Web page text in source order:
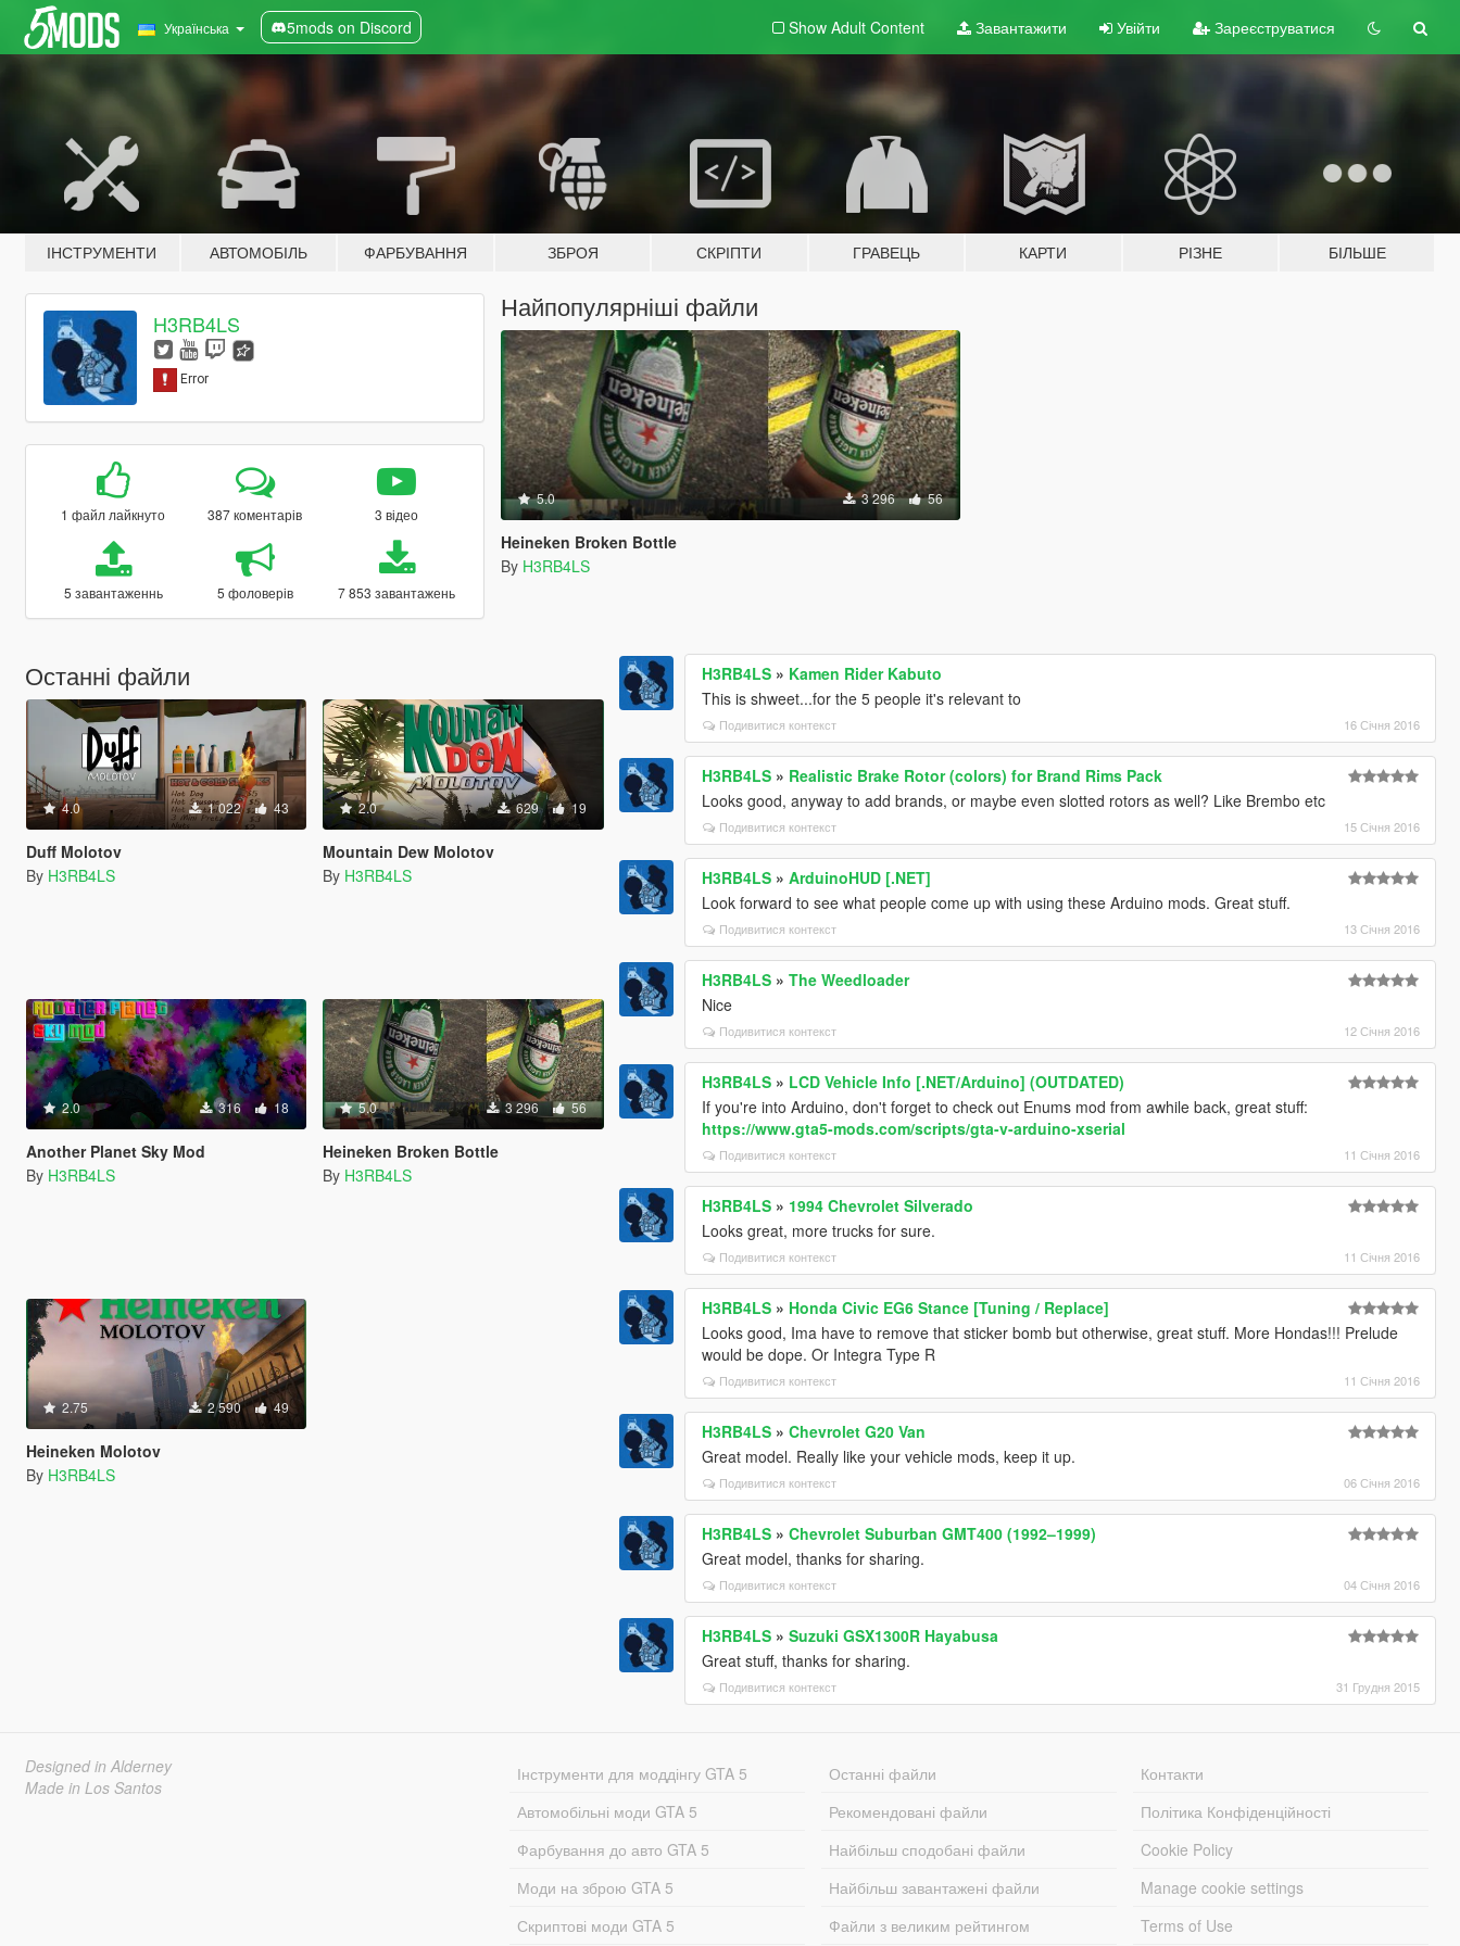
Українська 5mods on Discord Show Adult Content Завантажити Увійти Зареєструватися
ІНСТРУМЕНТИ АВТОМОБІЛЬ ФАРБУВАННЯ ЗБРОЯ СКРІПТИ ГРАВЕЦЬ КАРТИ РІЗНЕ БІЛЬШЕ
H3RB4LS
1 файл лайкнуто 387 коментарів 3 відео
5 завантаженнь 5 фоловерів 7 853 завантажень
Найпопулярніші файли
5.0 3 296 56
Heineken Broken Bottle
By H3RB4LS
Останні файли
4.0 1 022 43
Duff Molotov
By H3RB4LS
2.0 629 19
Mountain Dew Molotov
By H3RB4LS
2.0 316 18
Another Planet Sky Mod
By H3RB4LS
5.0 3 296 56
Heineken Broken Bottle
By H3RB4LS
2.75 2 590 49
Heineken Molotov
By H3RB4LS
H3RB4LS » Kamen Rider Kabuto
This is shweet...for the 5 people it's relevant to
Подивитися контекст 16 Січня 2016
H3RB4LS » Realistic Brake Rotor (colors) for Brand Rims Pack
Looks good, anyway to add brands, or maybe even slotted rotors as well? Like Brembo etc
Подивитися контекст 15 Січня 2016
H3RB4LS »ArduinoHUD [.NET]
Look forward to see what people come up with using these Arduino mods. Great stuff.
Подивитися контекст 13 Січня 2016
H3RB4LS »The Weedloader
Nice
Подивитися контекст 12 Січня 2016
H3RB4LS » LCD Vehicle Info [.NET/Arduino] (OUTDATED)
If you're into Arduino, don't forget to check out Enums mod from awhile back, great stuff:
https://www.gta5-mods.com/scripts/gta-v-arduino-xserial
Подивитися контекст 11 Січня 2016
H3RB4LS » 1994 Chevrolet Silverado
Looks great, more trucks for sure.
Подивитися контекст 11 Січня 2016
H3RB4LS » Honda Civic EG6 Stance [Tuning / Replace]
Looks good, Ima have to remove that sticker bomb but otherwise, great stuff. More Hondas!!! Prelude
would be dope. Or Integra Type R
Подивитися контекст 11 Січня 2016
H3RB4LS »Chevrolet G20 Van
Great model. Really like your vehicle mods, keep it up.
Подивитися контекст 06 Січня 2016
H3RB4LS »Chevrolet Suburban GMT400 (1992–1999)
Great model, thanks for sharing.
Подивитися контекст 04 Січня 2016
H3RB4LS »Suzuki GSX1300R Hayabusa
Great stuff, thanks for sharing.
Подивитися контекст 31 Грудня 2015
Designed in Alderney
Made in Los Santos
Інструменти для моддінгу GTA 5
Автомобільні моди GTA 5
Фарбування до авто GTA 5
Моди на зброю GTA 5
Скриптові моди GTA 5
Останні файли
Рекомендовані файли
Найбільш сподобані файли
Найбільш завантажені файли
Файли з великим рейтингом
Контакти
Політика Конфіденційності
Cookie Policy
Manage cookie settings
Terms of Use